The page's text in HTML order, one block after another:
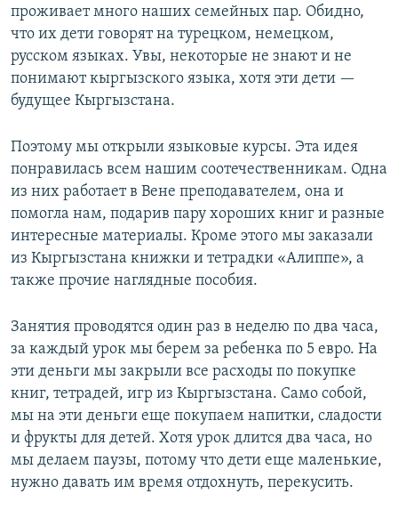
проживает много наших семейных пар. Обидно,
что их дети говорят на турецком, немецком,
русском языках. Увы, некоторые не знают и не
понимают кыргызского языка, хотя эти дети —
будущее Кыргызстана.
Поэтому мы открыли языковые курсы. Эта идея
понравилась всем нашим соотечественникам. Одна
из них работает в Вене преподавателем, она и
помогла нам, подарив пару хороших книг и разные
интересные материалы. Кроме этого мы заказали
из Кыргызстана книжки и тетрадки «Алиппе», а
также прочие наглядные пособия.
Занятия проводятся один раз в неделю по два часа,
за каждый урок мы берем за ребенка по 5 евро. На
эти деньги мы закрыли все расходы по покупке
книг, тетрадей, игр из Кыргызстана. Само собой,
мы на эти деньги еще покупаем напитки, сладости
и фрукты для детей. Хотя урок длится два часа, но
мы делаем паузы, потому что дети еще маленькие,
нужно давать им время отдохнуть, перекусить.